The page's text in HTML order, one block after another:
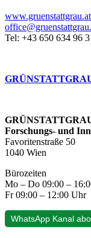
www.gruenstattgrau.at
Tel: +43 650 634 96
Forschungs- und
Favoritenstraße 50
1040 Wien
Bürozeiten
Mo – Do 09:00 –
Fr 09:00 – 12:00 Uhr
WhatsApp Kanal